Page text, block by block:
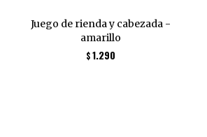
Juego de rienda y cabezada -
amarillo
$ 1.290